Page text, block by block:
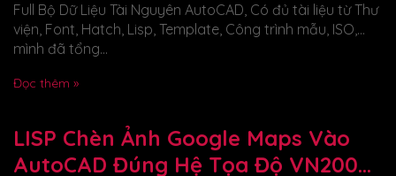
Full Bộ Dữ Liệu Tài Nguyên AutoCAD, Có đủ tài liệu từ Thư
viện, Font, Hatch, Lisp, Template, Công trình mẫu, ISO,…
mình đã tổng...
Đọc thêm »
LISP Chèn Ảnh Google Maps Vào
AutoCAD Đúng Hệ Tọa Độ VN2000